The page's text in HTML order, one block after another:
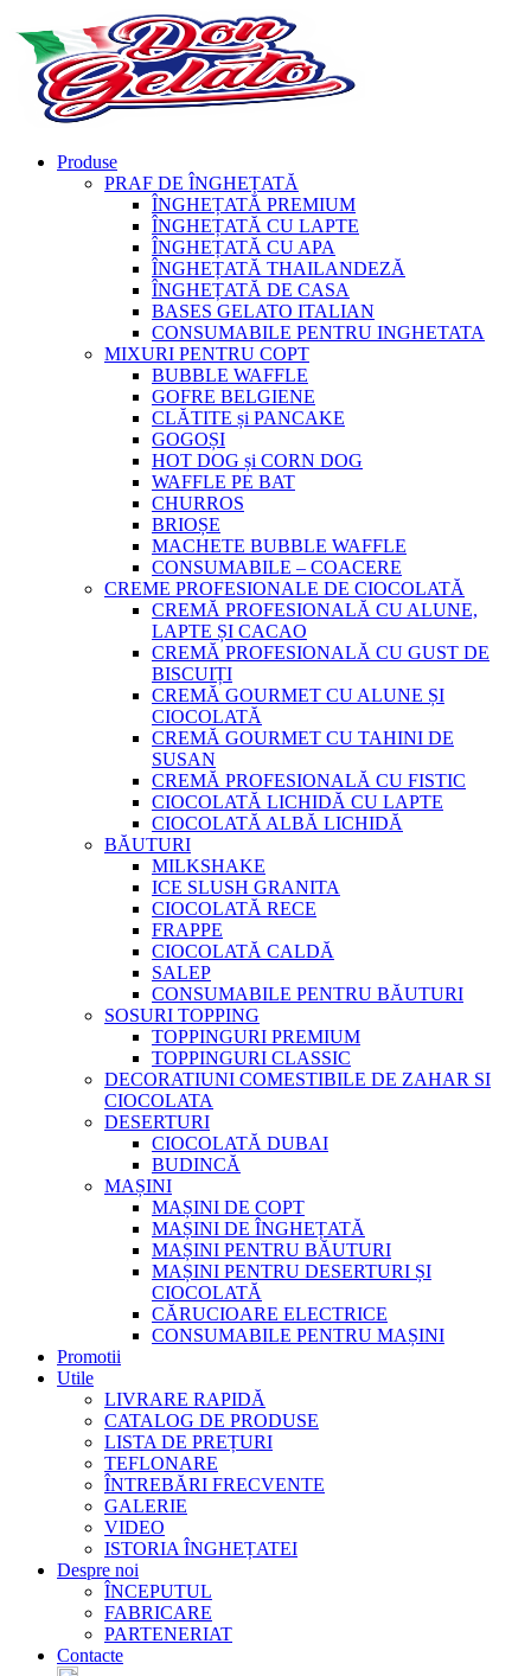
Produse
PRAF DE ÎNGHEȚATĂ
ÎNGHEȚATĂ PREMIUM
ÎNGHEȚATĂ CU LAPTE
ÎNGHEȚATĂ CU APA
ÎNGHEȚATĂ THAILANDEZĂ
ÎNGHEȚATĂ DE CASA
BASES GELATO ITALIAN
CONSUMABILE PENTRU INGHETATA
MIXURI PENTRU COPT
BUBBLE WAFFLE
GOFRE BELGIENE
CLĂTITE și PANCAKE
GOGOȘI
HOT DOG și CORN DOG
WAFFLE PE BAT
CHURROS
BRIOȘE
MACHETE BUBBLE WAFFLE
CONSUMABILE – COACERE
CREME PROFESIONALE DE CIOCOLATĂ
CREMĂ PROFESIONALĂ CU ALUNE,
LAPTE ȘI CACAO
CREMĂ PROFESIONALĂ CU GUST DE
BISCUIȚI
CREMĂ GOURMET CU ALUNE ȘI
CIOCOLATĂ
CREMĂ GOURMET CU TAHINI DE
SUSAN
CREMĂ PROFESIONALĂ CU FISTIC
CIOCOLATĂ LICHIDĂ CU LAPTE
CIOCOLATĂ ALBĂ LICHIDĂ
BĂUTURI
MILKSHAKE
ICE SLUSH GRANITA
CIOCOLATĂ RECE
FRAPPE
CIOCOLATĂ CALDĂ
SALEP
CONSUMABILE PENTRU BĂUTURI
SOSURI TOPPING
TOPPINGURI PREMIUM
TOPPINGURI CLASSIC
DECORATIUNI COMESTIBILE DE ZAHAR SI
CIOCOLATA
DESERTURI
CIOCOLATĂ DUBAI
BUDINCĂ
MAȘINI
MAȘINI DE COPT
MAȘINI DE ÎNGHEȚATĂ
MAȘINI PENTRU BĂUTURI
MAȘINI PENTRU DESERTURI ȘI
CIOCOLATĂ
CĂRUCIOARE ELECTRICE
CONSUMABILE PENTRU MAȘINI
Promotii
Utile
LIVRARE RAPIDĂ
CATALOG DE PRODUSE
LISTA DE PREȚURI
TEFLONARE
ÎNTREBĂRI FRECVENTE
GALERIE
VIDEO
ISTORIA ÎNGHEȚATEI
Despre noi
ÎNCEPUTUL
FABRICARE
PARTENERIAT
Contacte